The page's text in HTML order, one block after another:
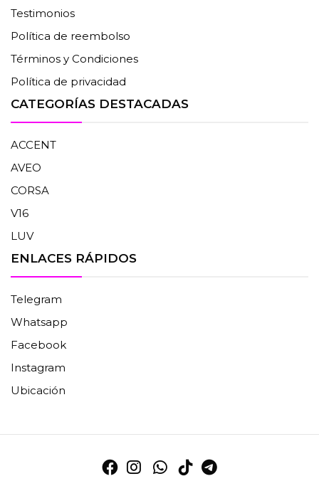
Testimonios
Política de reembolso
Términos y Condiciones
Política de privacidad
CATEGORÍAS DESTACADAS
ACCENT
AVEO
CORSA
V16
LUV
ENLACES RÁPIDOS
Telegram
Whatsapp
Facebook
Instagram
Ubicación